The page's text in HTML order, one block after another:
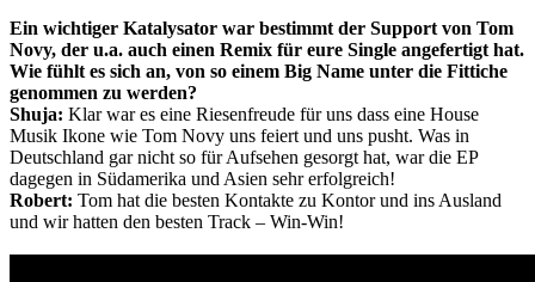
Ein wichtiger Katalysator war bestimmt der Support von Tom
Novy, der u.a. auch einen Remix für eure Single angefertigt hat.
Wie fühlt es sich an, von so einem Big Name unter die Fittiche
genommen zu werden?
Shuja: Klar war es eine Riesenfreude für uns dass eine House
Musik Ikone wie Tom Novy uns feiert und uns pusht. Was in
Deutschland gar nicht so für Aufsehen gesorgt hat, war die EP
dagegen in Südamerika und Asien sehr erfolgreich!
Robert: Tom hat die besten Kontakte zu Kontor und ins Ausland
und wir hatten den besten Track – Win-Win!